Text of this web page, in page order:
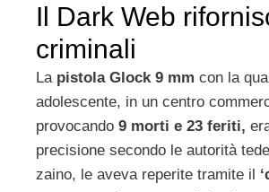
Il Dark Web
criminali
La pistola Glock 9 mm con la
adolescente, in un centro
provocando 9 morti e 23 feriti,
precisione secondo le autorità
zaino, le aveva reperite tramite il